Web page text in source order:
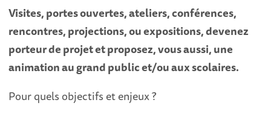
Visites, portes ouvertes, ateliers, conférences,
rencontres, projections, ou expositions, devenez
porteur de projet et proposez, vous aussi, une
animation au grand public et/ou aux scolaires.
Pour quels objectifs et enjeux ?